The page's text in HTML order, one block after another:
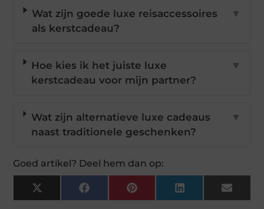
Wat zijn goede luxe reisaccessoires
als kerstcadeau?
▼
Hoe kies ik het juiste luxe
kerstcadeau voor mijn partner?
▼
Wat zijn alternatieve luxe cadeaus
naast traditionele geschenken?
▼
Goed artikel? Deel hem dan op:
X
(Twitter)
FacebookPinterestLinkedInEmail